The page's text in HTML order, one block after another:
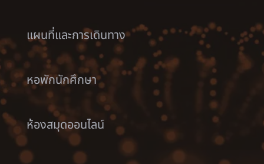
แผนที่และการเดินทาง
หอพักนักศึกษา
ห้องสมุดออนไลน์